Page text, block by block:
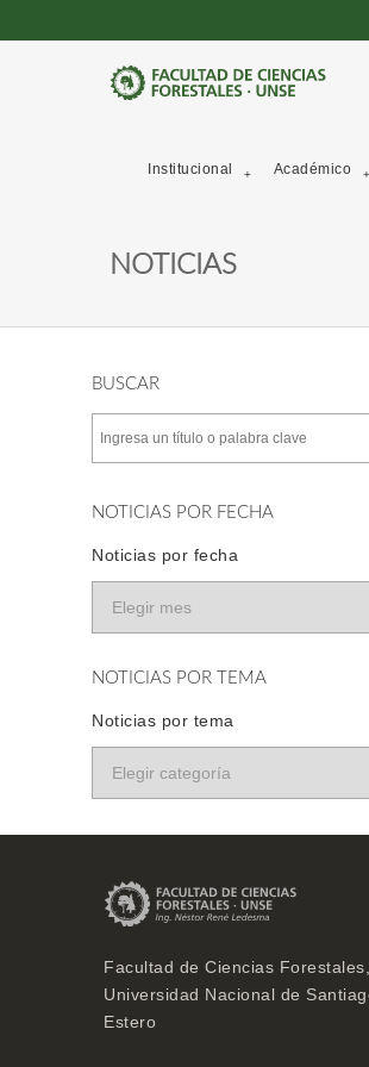
Institucional Académico
NOTICIAS
BUSCAR
NOTICIAS POR FECHA
Noticias por fecha
NOTICIAS POR TEMA
Noticias por tema
Facultad de Ciencias Forestales,
Universidad Nacional de
Estero